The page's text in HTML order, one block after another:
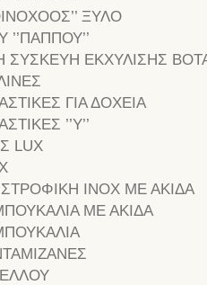
ΞΥΛΟ
ΣΥΣΚΕΥΗ ΕΚΧΥΛΙΣΗΣ
ΓΙΑ ΔΟΧΕΙΑ
’’Υ’’
LUX
INOX ΜΕ ΑΚΙΔΑ
ΜΕ ΑΚΙΔΑ